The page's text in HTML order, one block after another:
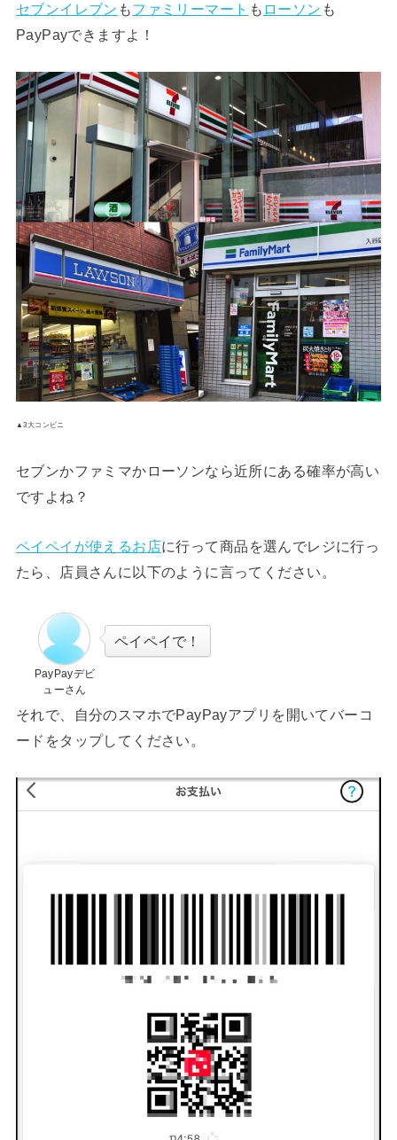
セブンイレブン もファミリーマート も ローソン も
PayPayできますよ！
▲3大コンビニ
セブンかファミマかローソンなら近所にある確率が高い
ですよね？
ペイペイが使えるお店に行って商品を選んでレジに行っ
たら、店員さんに以下のように言ってください。
PayPayデビ
ューさん
ペイペイで！
それで、自分のスマホでPayPayアプリを開いてバーコ
ードをタップしてください。